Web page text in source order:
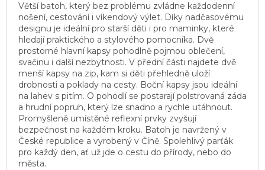
Větší batoh, který bez problému zvládne každodenní
nošení, cestování i víkendový výlet. Díky nadčasovému
designu je ideální pro starší děti i pro maminky, které
hledají praktického a stylového pomocníka. Dvě
prostorné hlavní kapsy pohodlně pojmou oblečení,
svačinu i další nezbytnosti. V přední části najdete dvě
menší kapsy na zip, kam si děti přehledně uloží
drobnosti a poklady na cesty. Boční kapsy jsou ideální
na lahev s pitím. O pohodlí se postarají polstrovaná záda
a hrudní popruh, který lze snadno a rychle utáhnout.
Promyšleně umístěné reflexní prvky zvyšují
bezpečnost na každém kroku. Batoh je navržený v
České republice a vyrobený v Číně. Spolehlivý parťák
pro každý den, ať už jde o cestu do přírody, nebo do
města.